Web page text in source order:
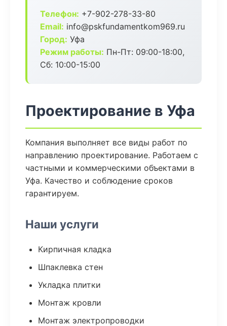
Телефон: +7-902-278-33-80
Email: info@pskfundamentkom969.ru
Город: Уфа
Режим работы: Пн-Пт: 09:00-18:00,
Сб: 10:00-15:00
Проектирование в Уфа
Компания выполняет все виды работ по
направлению проектирование. Работаем с
частными и коммерческими объектами в
Уфа. Качество и соблюдение сроков
гарантируем.
Наши услуги
Кирпичная кладка
Шпаклевка стен
Укладка плитки
Монтаж кровли
Монтаж электропроводки